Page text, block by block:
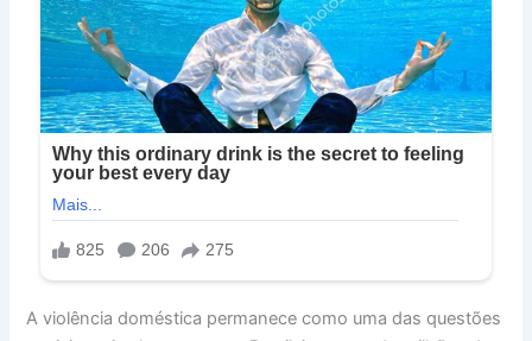
A violência doméstica permanece como uma das questões